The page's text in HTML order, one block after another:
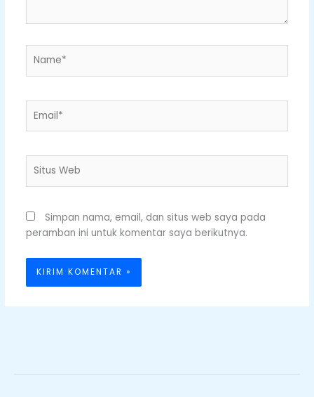
Web
Simpan nama, email, dan situs web saya pada
peramban ini untuk komentar saya berikutnya.